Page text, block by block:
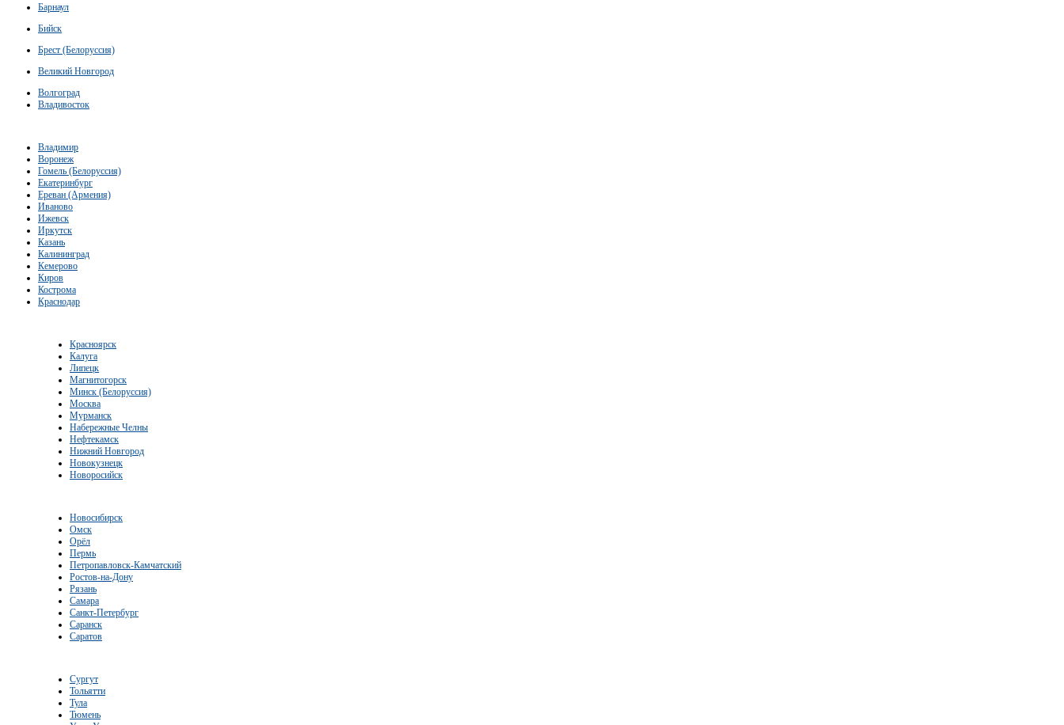
Барнаул
Бийск
Брест (Белоруссия)
Великий Новгород
Волгоград
Владивосток
Владимир
Воронеж
Гомель (Белоруссия)
Екатеринбург
Ереван (Армения)
Иваново
Ижевск
Иркутск
Казань
Калининград
Кемерово
Киров
Кострома
Краснодар
Красноярск
Калуга
Липецк
Магнитогорск
Минск (Белоруссия)
Москва
Мурманск
Набережные Челны
Нефтекамск
Нижний Новгород
Новокузнецк
Новоросийск
Новосибирск
Омск
Орёл
Пермь
Петропавловск-Камчатский
Ростов-на-Дону
Рязань
Самара
Санкт-Петербург
Саранск
Саратов
Сургут
Тольятти
Тула
Тюмень